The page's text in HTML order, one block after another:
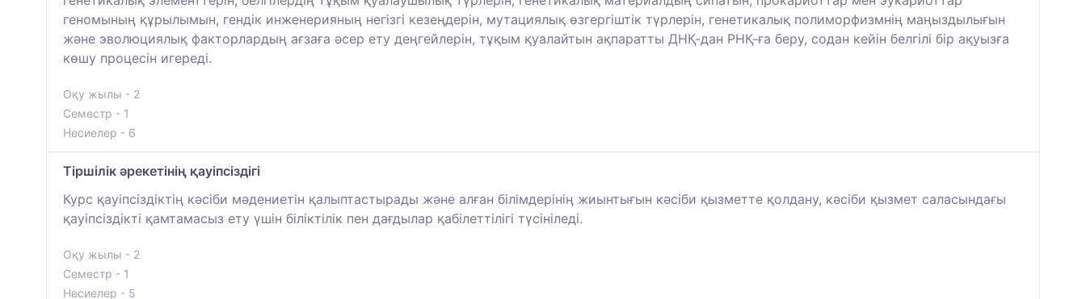
геномының құрылымын, гендік инженерияның негізгі кезеңдерін, мутациялық өзгергіштік түрлерін, генетикалық полиморфизмнің маңыздылығын
және эволюциялық факторлардың ағзаға әсер ету деңгейлерін, тұқым қуалайтын ақпаратты ДНҚ-дан РНҚ-ға беру, содан кейін белгілі бір ақуызға
көшу процесін игереді.
Оқу жылы - 2
Семестр - 1
Несиелер - 6
Тіршілік әрекетінің қауіпсіздігі
Курс қауіпсіздіктің кәсіби мәдениетін қалыптастырады және алған білімдерінің жиынтығын кәсіби қызметте қолдану, кәсіби қызмет саласындағы
қауіпсіздікті қамтамасыз ету үшін біліктілік пен дағдылар қабілеттілігі түсініледі.
Оқу жылы - 2
Семестр - 1
Несиелер - 5